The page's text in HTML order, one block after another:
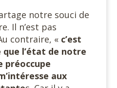
notre souci de
Il n’est pas
contraire, « c’est
l’état de notre
préoccupe
aux